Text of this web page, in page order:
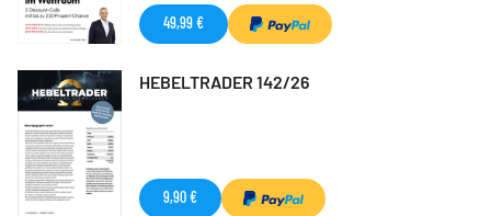
49,99 €
HEBELTRADER 142/26
9,90 €